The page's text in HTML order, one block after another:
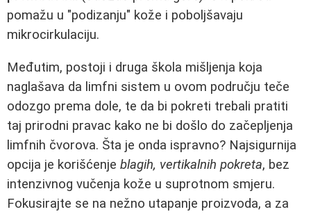
pomažu u "podizanju" kože i poboljšavaju
mikrocirkulaciju.
Međutim, postoji i druga škola mišljenja koja
naglašava da limfni sistem u ovom području teče
odozgo prema dole, te da bi pokreti trebali pratiti
taj prirodni pravac kako ne bi došlo do začepljenja
limfnih čvorova. Šta je onda ispravno? Najsigurnija
opcija je korišćenje blagih, vertikalnih pokreta, bez
intenzivnog vučenja kože u suprotnom smjeru.
Fokusirajte se na nežno utapanje proizvoda, a za